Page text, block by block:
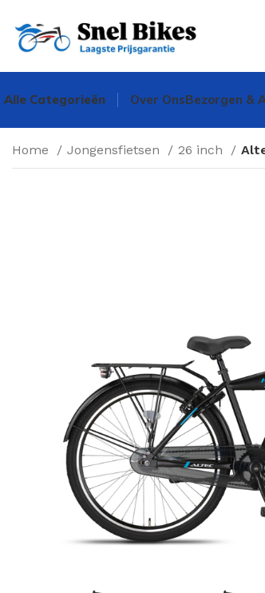
Alle Categorieën Over OnsBezorgen &
Home Jongensfietsen 26 inch